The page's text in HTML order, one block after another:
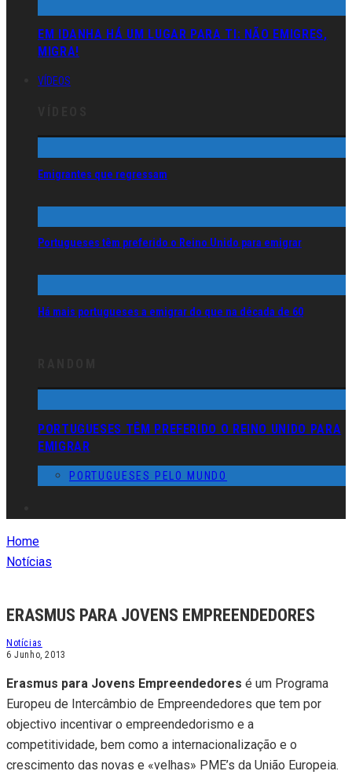
EM IDANHA HÁ UM LUGAR PARA TI: NÃO EMIGRES,
MIGRA!
VÍDEOS
Emigrantes que regressam
Portugueses têm preferido o Reino Unido para emigrar
Há mais portugueses a emigrar do que na década de 60
PORTUGUESES TÊM PREFERIDO O REINO UNIDO PARA
EMIGRAR
PORTUGUESES PELO MUNDO
Home
Notícias
ERASMUS PARA JOVENS EMPREENDEDORES
Notícias
6 Junho, 2013
Erasmus para Jovens Empreendedores é um Programa
Europeu de Intercâmbio de Empreendedores que tem por
objectivo incentivar o empreendedorismo e a
competitividade, bem como a internacionalização e o
crescimento das novas e «velhas» PME’s da União Europeia.